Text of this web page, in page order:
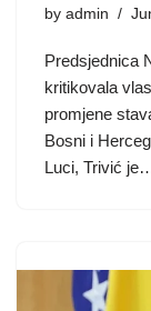
by admin
Predsjednica
kritikovala
promjene
Bosni i
Luci, Trivić